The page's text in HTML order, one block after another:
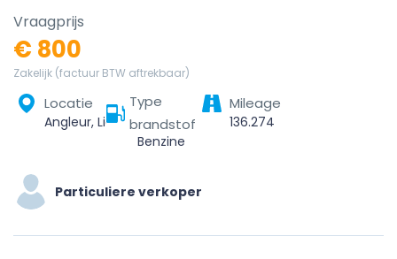
Vraagprijs
€ 800
Zakelijk (factuur BTW aftrekbaar)
Locatie
Angleur, Liège, Wallonia, 4000, Belgium
Type
brandstof
Benzine
Mileage
136.274
Particuliere verkoper